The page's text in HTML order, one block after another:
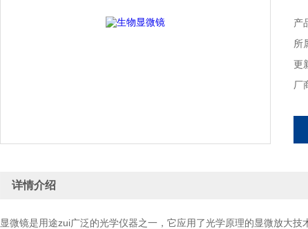
产
所
更
厂
详情介绍
显微镜是用途zui广泛的光学仪器之一，它应用了光学原理的显微放大